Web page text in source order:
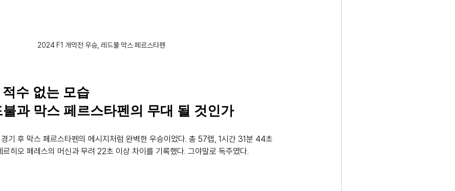
2024 F1 개막전 우승, 레드불 막스 페르스타펜
수 없는 모습
과 막스 페르스타펜의 무대 될 것인가
기 후 막스 페르스타펜의 메시지처럼 완벽한 우승이었다. 총 57랩, 1시간 31분 44초
히오 페레스의 머신과 무려 22초 이상 차이를 기록했다. 그야말로 독주였다.